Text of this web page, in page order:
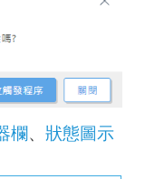
欄、 狀態圖示